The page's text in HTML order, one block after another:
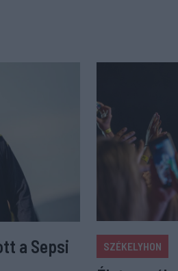
a Sepsi
SZÉKELYHON